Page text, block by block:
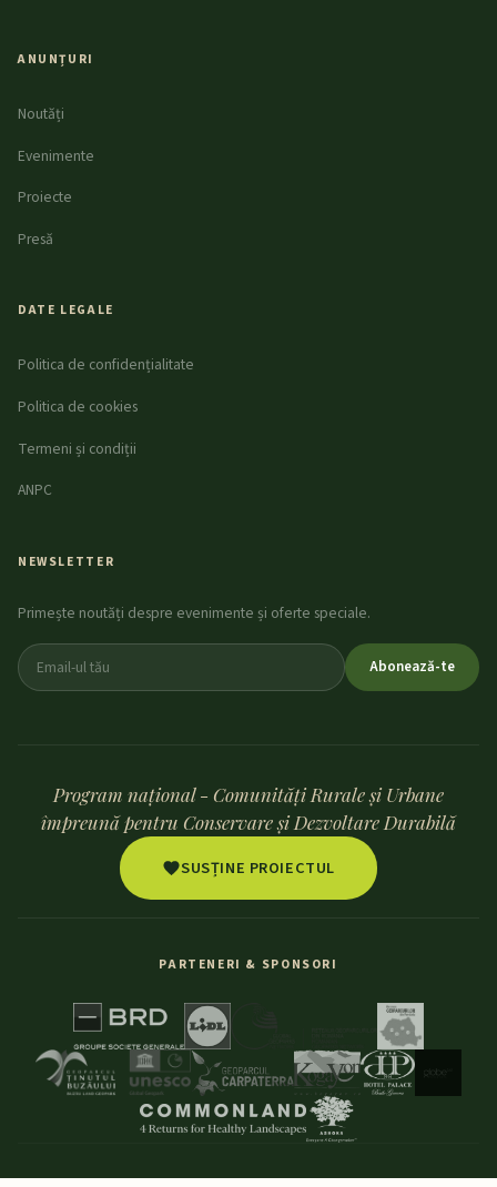
ANUNȚURI
Noutăți
Evenimente
Proiecte
Presă
DATE LEGALE
Politica de confidențialitate
Politica de cookies
Termeni și condiții
ANPC
NEWSLETTER
Primește noutăți despre evenimente și oferte speciale.
Abonează-te
Program național - Comunități Rurale și Urbane
împreună pentru Conservare și Dezvoltare Durabilă
SUSȚINE PROIECTUL
PARTENERI & SPONSORI